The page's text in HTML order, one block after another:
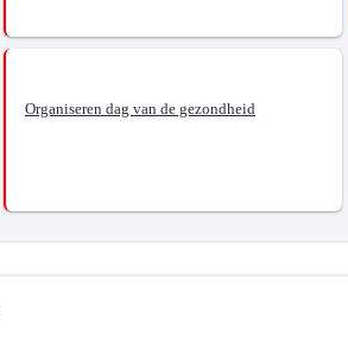
Organiseren dag van de gezondheid